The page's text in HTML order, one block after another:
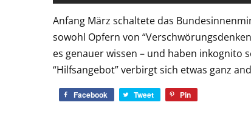
Anfang März schaltete das
sowohl Opfern von
es genauer wissen – und haben inkognito
“Hilfsangebot” verbirgt sich etwas ganz
Facebook Tweet Pin